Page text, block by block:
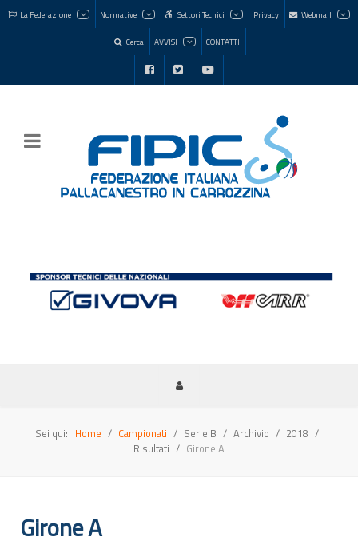
La Federazione Normative Settori Tecnici Privacy Webmail
Cerca AVVISI CONTATTI
Sei qui: Home Campionati Serie B Archivio
2018
Risultati
Girone A
Girone A